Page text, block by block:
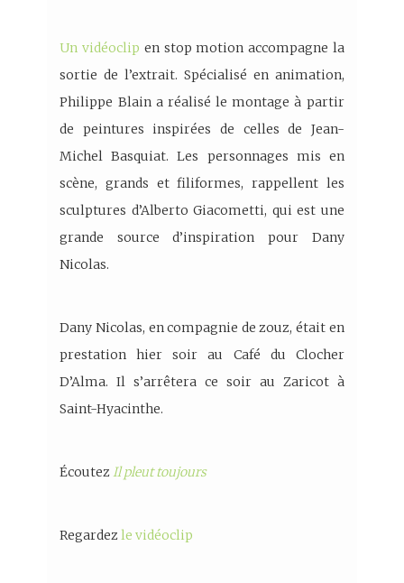
Un vidéoclip en stop motion accompagne la
sortie de l’extrait. Spécialisé en animation,
Philippe Blain a réalisé le montage à partir
de peintures inspirées de celles de Jean-
Michel Basquiat. Les personnages mis en
scène, grands et filiformes, rappellent les
sculptures d’Alberto Giacometti, qui est une
grande source d’inspiration pour Dany
Nicolas.
Dany Nicolas, en compagnie de zouz, était en
prestation hier soir au Café du Clocher
D’Alma. Il s’arrêtera ce soir au Zaricot à
Saint-Hyacinthe.
ÉcoutezIl pleut toujours
Regardezle vidéoclip